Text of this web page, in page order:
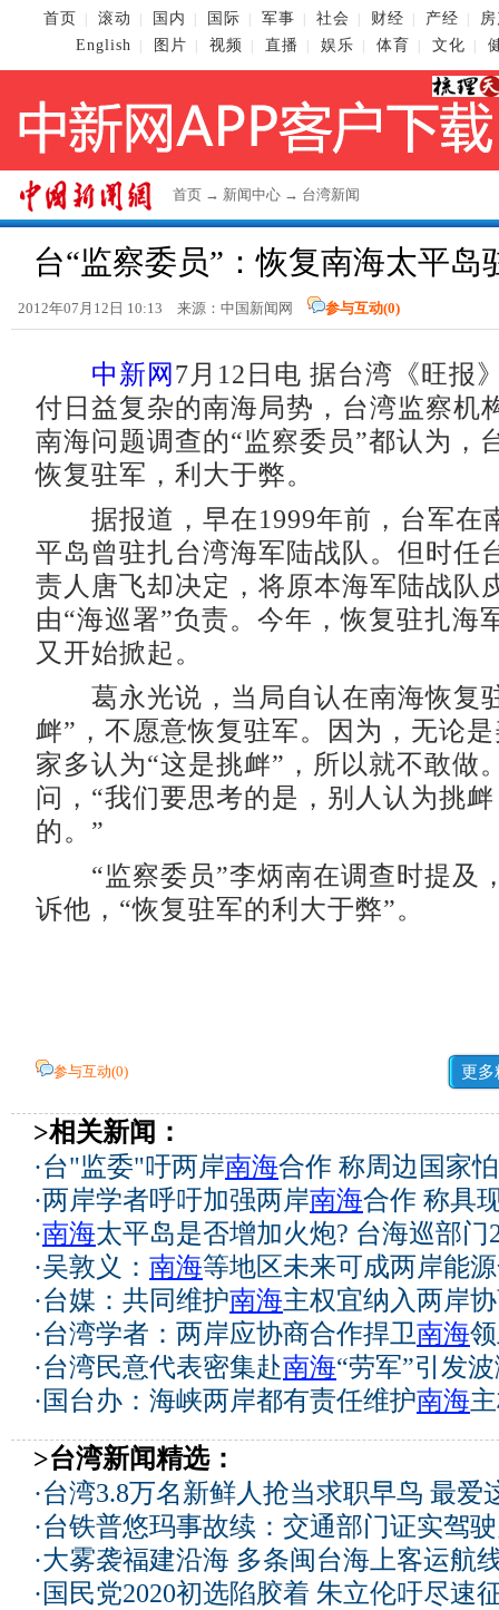
首页 滚动 国内 国际 军事 社会 财经 产经
English
图片 视频 直播 娱乐 体育 文化
首页 → 新闻中心 → 台湾新闻
台“监察委员”：恢复南海太平岛
2012年07月12日 10:13 来源： 中国新闻网 参与互动(0)
中新网 7月12日电 据台湾《旺报
付日益复杂的南海局势，台湾监察机
南海问题调查的“监察委员”都认为，
恢复驻军，利大于弊。
据报道，早在1999年前，台军在
平岛曾驻扎台湾海军陆战队。但时任
责人唐飞却决定，将原本海军陆战队
由“海巡署”负责。今年，恢复驻扎海
又开始掀起。
葛永光说，当局自认在南海恢复
衅”，不愿意恢复驻军。因为，无论
家多认为“这是挑衅”，所以就不敢做
问，“我们要思考的是，别人认为挑
的。”
“监察委员”李炳南在调查时提及
诉他，“恢复驻军的利大于弊”。
参与互动(0) 更多
>相关新闻：
·台"监委"吁两岸南海合作 称周边国家
·两岸学者呼吁加强两岸南海合作 称具
·南海太平岛是否增加火炮? 台海巡部门
·吴敦义： 南海等地区未来可成两岸能
·台媒：共同维护南海主权宜纳入两岸
·台湾学者：两岸应协商合作捍卫南海
·台湾民意代表密集赴南海“劳军”引发
· 国台办：海峡两岸都有责任维护南海
>台湾新闻精选：
·台湾3.8万名新鲜人抢当求职早鸟 最爱
·台铁普悠玛事故续：交通部门证实驾
·大雾袭福建沿海 多条闽台海上客运航
· 国民党2020初选陷胶着 朱立伦吁尽速